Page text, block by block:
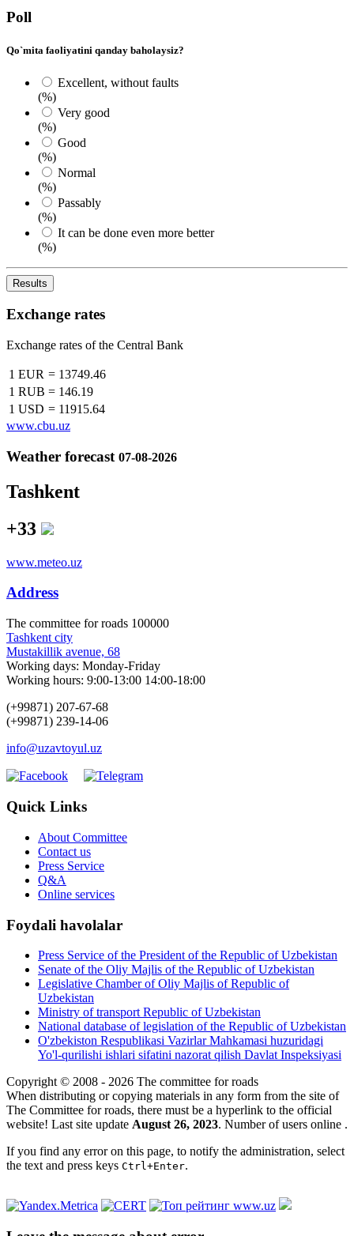
Poll
Qo`mita faoliyatini qanday baholaysiz?
Excellent, without faults
(%)
Very good
(%)
Good
(%)
Normal
(%)
Passably
(%)
It can be done even more better
(%)
Results
Exchange rates
Exchange rates of the Central Bank
1 EUR = 13749.46
1 RUB = 146.19
1 USD = 11915.64
www.cbu.uz
Weather forecast 07-08-2026
Tashkent
+33
www.meteo.uz
Address
The сommittee for roads 100000
Tashkent city
Mustakillik avenue, 68
Working days: Monday-Friday
Working hours: 9:00-13:00 14:00-18:00
(+99871) 207-67-68
(+99871) 239-14-06
info@uzavtoyul.uz
Quick Links
About Committee
Contact us
Press Service
Q&A
Online services
Foydali havolalar
Press Service of the President of the Republic of Uzbekistan
Senate of the Oliy Majlis of the Republic of Uzbekistan
Legislative Chamber of Oliy Majlis of Republic of
Uzbekistan
Ministry of transport Republic of Uzbekistan
National database of legislation of the Republic of Uzbekistan
O'zbekiston Respublikasi Vazirlar Mahkamasi huzuridagi
Yo'l-qurilishi ishlari sifatini nazorat qilish Davlat Inspeksiyasi
Copyright © 2008 - 2026 The committee for roads
When distributing or copying materials in any form from the site of
The Committee for roads, there must be a hyperlink to the official
website! Last site update August 26, 2023. Number of users online .
If you find any error on this page, to notify the administration, select
the text and press keys Ctrl+Enter.